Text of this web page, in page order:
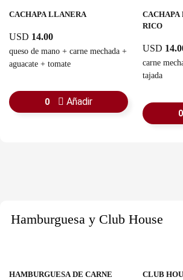
CACHAPA LLANERA
USD 14.00
queso de mano + carne mechada +
aguacate + tomate
0 Añadir
CACHAPA
RICO
USD
carne
tajada
0
Hamburguesa y Club House
HAMBURGUESA DE CARNE CLUB